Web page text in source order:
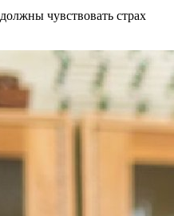
чувствовать страх